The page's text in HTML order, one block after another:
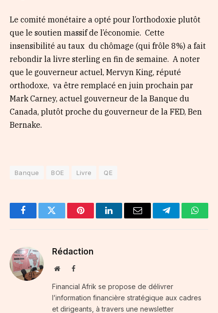
Le comité monétaire a opté pour l’orthodoxie plutôt
que le soutien massif de l’économie. Cette
insensibilité au taux du chômage (qui frôle 8%) a fait
rebondir la livre sterling en fin de semaine. A noter
que le gouverneur actuel, Mervyn King, réputé
orthodoxe, va être remplacé en juin prochain par
Mark Carney, actuel gouverneur de la Banque du
Canada, plutôt proche du gouverneur de la FED, Ben
Bernake.
Banque BOE Livre QE
FacebookTwitter PinterestLinkedInEmail Telegram
Rédaction
WebsiteFacebook
Financial Afrik se propose de délivrer
l’information financière stratégique aux cadres
et dirigeants, à travers une newsletter